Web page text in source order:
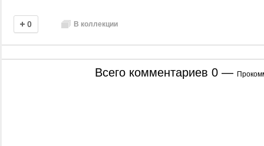
0 В коллекции
Всего комментариев 0—